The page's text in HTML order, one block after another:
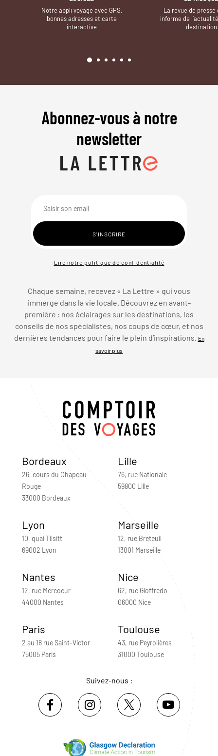
Notre appli voyage avec GPS,
bonnes adresses et carte
interactive
La revue de presse
informe de
destination
Abonnez-vous à notre
newsletter
Lire notre politique de confidentialité
Chaque semaine, recevez « La Lettre » qui vous
immerge dans la vie locale. Découvrez en avant-
première : nos éclairages sur les destinations, les
conseils de nos spécialistes, nos coups de cœur, et nos
dernières tendances pour faire le plein d’inspirations.
En
savoir plus
Bordeaux
26, cours du Chapeau-
Rouge
33000 Bordeaux
Lille
76, rue Nationale
59800 Lille
Lyon
10, quai Tilsitt
69002 Lyon
Marseille
12, rue Breteuil
13001 Marseille
Nantes
12, rue Mercoeur
44000 Nantes
Nice
62, rue Gioffredo
06000 Nice
Paris
2 au 18 rue Saint-Victor
75005 Paris
Toulouse
43, rue Peyrolières
31000 Toulouse
Suivez-nous :